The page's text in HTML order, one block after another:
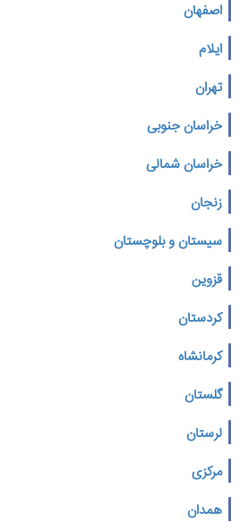
اصفهان
ایلام
تهران
خراسان جنوبی
خراسان شمالی
زنجان
سیستان و بلوچستان
قزوین
کردستان
کرمانشاه
گلستان
لرستان
مرکزی
همدان